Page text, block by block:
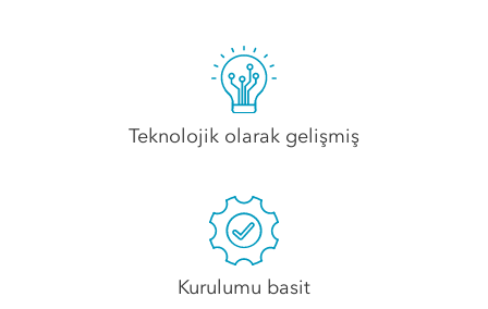
Teknolojik olarak gelişmiş
Kurulumu basit